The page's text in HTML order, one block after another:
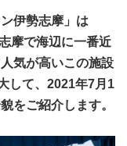
伊勢志摩」は
摩で海辺に一番近
気が高いこの施設
して、2021年7月1
をご紹介します。